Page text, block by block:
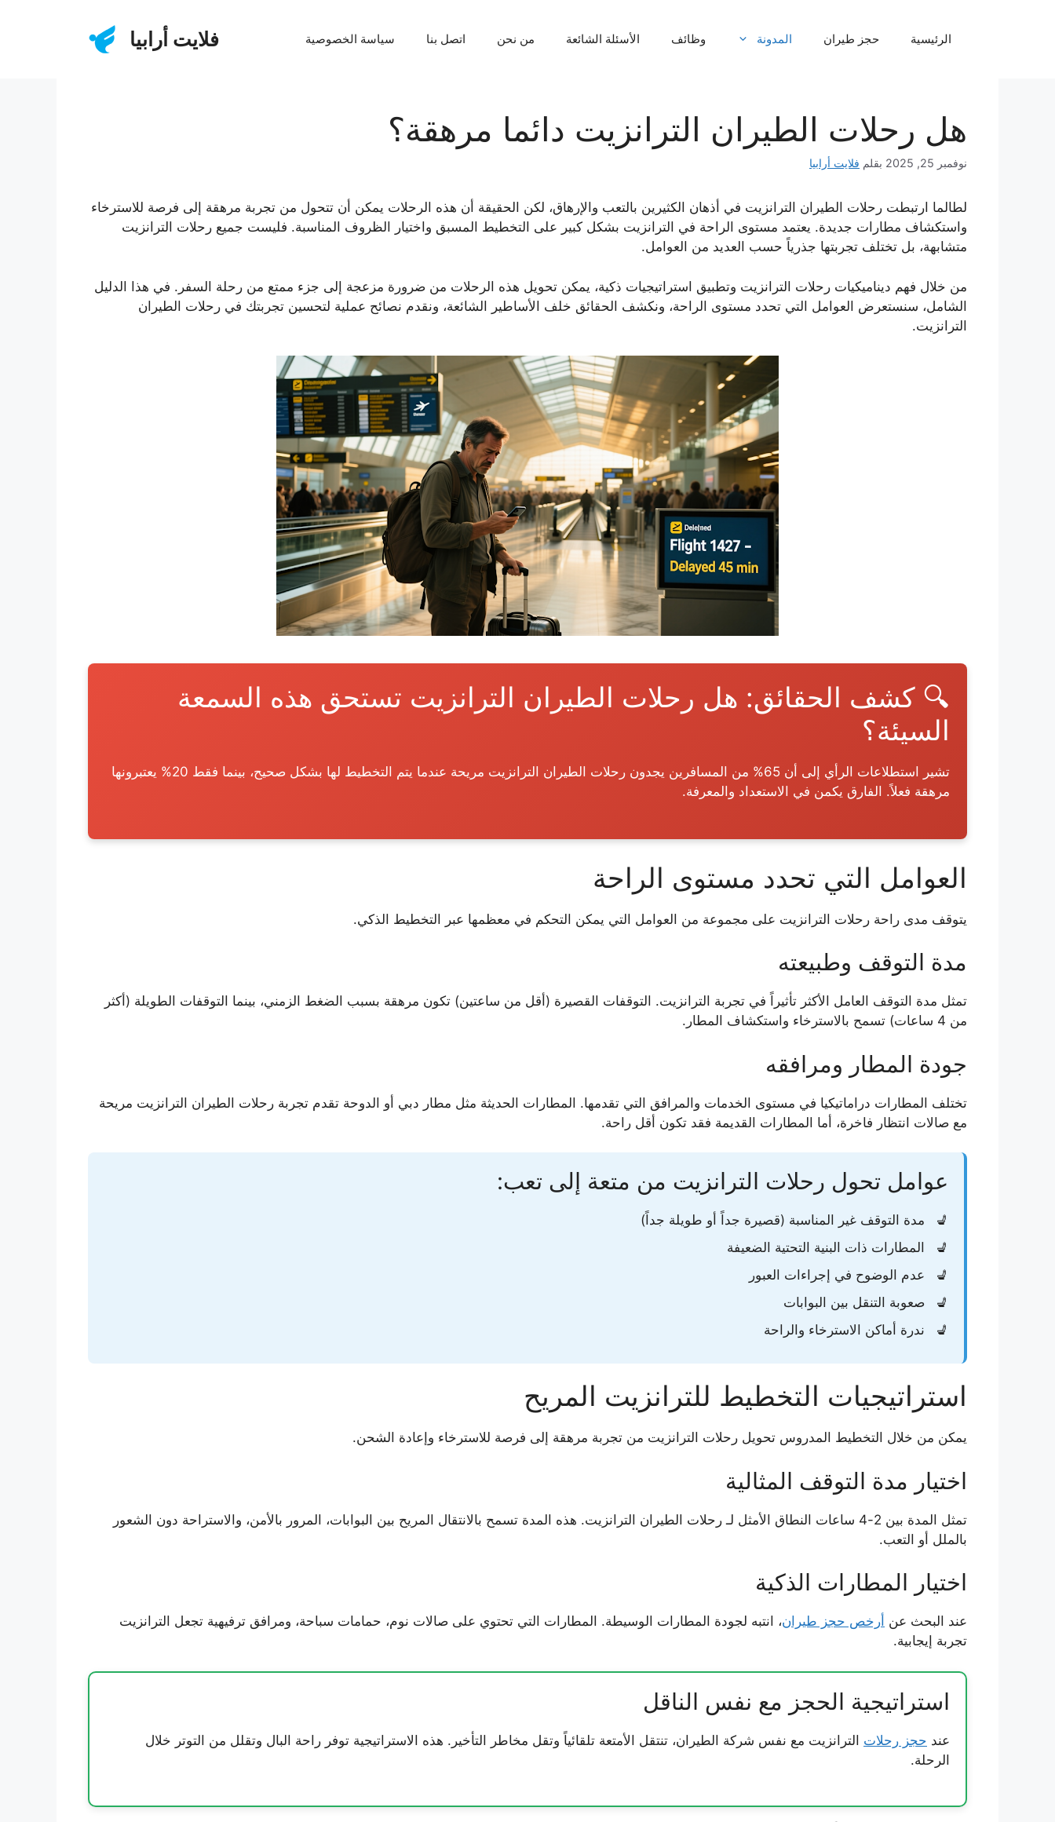
فلايت أرابيا الرئيسية حجز طيران المدونة وظائف الأسئلة الشائعة من نحن اتصل بنا سياسة الخصوصية
هل رحلات الطيران الترانزيت دائما مرهقة؟
نوفمبر 25, 2025 بقلم فلايت أرابيا
لطالما ارتبطت رحلات الطيران الترانزيت في أذهان الكثيرين بالتعب والإرهاق، لكن الحقيقة أن هذه الرحلات يمكن أن تتحول من تجربة مرهقة إلى فرصة للاسترخاء
واستكشاف مطارات جديدة. يعتمد مستوى الراحة في الترانزيت بشكل كبير على التخطيط المسبق واختيار الظروف المناسبة. فليست جميع رحلات الترانزيت
متشابهة، بل تختلف تجربتها جذرياً حسب العديد من العوامل.
من خلال فهم ديناميكيات رحلات الترانزيت وتطبيق استراتيجيات ذكية، يمكن تحويل هذه الرحلات من ضرورة مزعجة إلى جزء ممتع من رحلة السفر. في هذا الدليل
الشامل، سنستعرض العوامل التي تحدد مستوى الراحة، ونكشف الحقائق خلف الأساطير الشائعة، ونقدم نصائح عملية لتحسين تجربتك في رحلات الطيران
الترانزيت.
🔍 كشف الحقائق: هل رحلات الطيران الترانزيت تستحق هذه السمعة
السيئة؟
تشير استطلاعات الرأي إلى أن 65% من المسافرين يجدون رحلات الطيران الترانزيت مريحة عندما يتم التخطيط لها بشكل صحيح، بينما فقط 20% يعتبرونها
مرهقة فعلاً. الفارق يكمن في الاستعداد والمعرفة.
العوامل التي تحدد مستوى الراحة
يتوقف مدى راحة رحلات الترانزيت على مجموعة من العوامل التي يمكن التحكم في معظمها عبر التخطيط الذكي.
مدة التوقف وطبيعته
تمثل مدة التوقف العامل الأكثر تأثيراً في تجربة الترانزيت. التوقفات القصيرة (أقل من ساعتين) تكون مرهقة بسبب الضغط الزمني، بينما التوقفات الطويلة (أكثر
من 4 ساعات) تسمح بالاسترخاء واستكشاف المطار.
جودة المطار ومرافقه
تختلف المطارات دراماتيكيا في مستوى الخدمات والمرافق التي تقدمها. المطارات الحديثة مثل مطار دبي أو الدوحة تقدم تجربة رحلات الطيران الترانزيت مريحة
مع صالات انتظار فاخرة، أما المطارات القديمة فقد تكون أقل راحة.
عوامل تحول رحلات الترانزيت من متعة إلى تعب:
مدة التوقف غير المناسبة (قصيرة جداً أو طويلة جداً)
المطارات ذات البنية التحتية الضعيفة
عدم الوضوح في إجراءات العبور
صعوبة التنقل بين البوابات
ندرة أماكن الاسترخاء والراحة
استراتيجيات التخطيط للترانزيت المريح
يمكن من خلال التخطيط المدروس تحويل رحلات الترانزيت من تجربة مرهقة إلى فرصة للاسترخاء وإعادة الشحن.
اختيار مدة التوقف المثالية
تمثل المدة بين 2-4 ساعات النطاق الأمثل لـ رحلات الطيران الترانزيت. هذه المدة تسمح بالانتقال المريح بين البوابات، المرور بالأمن، والاستراحة دون الشعور
بالملل أو التعب.
اختيار المطارات الذكية
عند البحث عن أرخص حجز طيران، انتبه لجودة المطارات الوسيطة. المطارات التي تحتوي على صالات نوم، حمامات سباحة، ومرافق ترفيهية تجعل الترانزيت
تجربة إيجابية.
استراتيجية الحجز مع نفس الناقل
عند حجز رحلات الترانزيت مع نفس شركة الطيران، تنتقل الأمتعة تلقائياً وتقل مخاطر التأخير. هذه الاستراتيجية توفر راحة البال وتقلل من التوتر خلال
الرحلة.